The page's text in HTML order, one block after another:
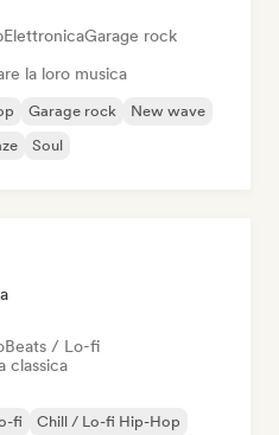
ElettronicaGarage rock
la loro musica
Garage rock
New wave
Soul
Beats / Lo-fi
classica
fi
Chill / Lo-fi Hip-Hop